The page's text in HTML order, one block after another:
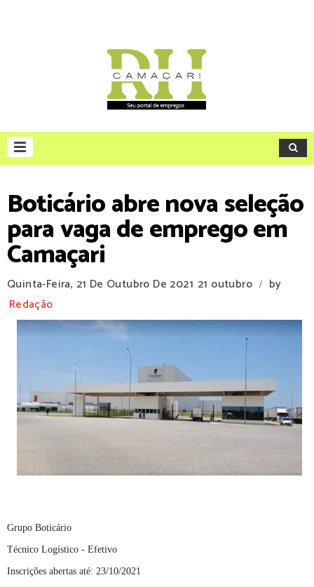
Boticário abre nova seleção
para vaga de emprego em
Camaçari
Quinta-Feira, 21 De Outubro De 2021 21 outubro /
by
Redação
Grupo Boticário
Técnico Logístico - Efetivo
Inscrições abertas até: 23/10/2021